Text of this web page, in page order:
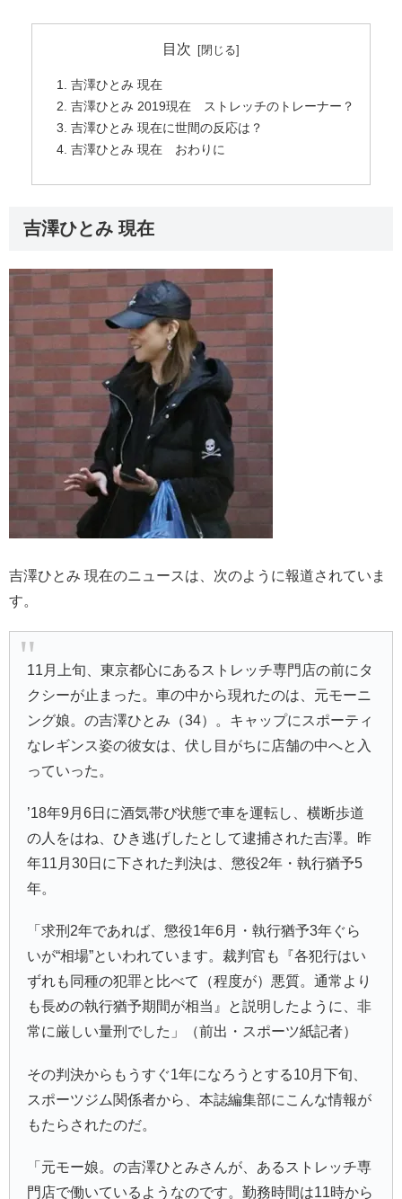
目次
吉澤ひとみ 現在
吉澤ひとみ 2019現在 ストレッチのトレーナー？
吉澤ひとみ 現在に世間の反応は？
吉澤ひとみ 現在 おわりに
吉澤ひとみ 現在
吉澤ひとみ 現在のニュースは、次のように報道されていま
す。
11月上旬、東京都心にあるストレッチ専門店の前にタ
クシーが止まった。車の中から現れたのは、元モーニ
ング娘。の吉澤ひとみ（34）。キャップにスポーティ
なレギンス姿の彼女は、伏し目がちに店舗の中へと入
っていった。
’18年9月6日に酒気帯び状態で車を運転し、横断歩道
の人をはね、ひき逃げしたとして逮捕された吉澤。昨
年11月30日に下された判決は、懲役2年・執行猶予5
年。
「求刑2年であれば、懲役1年6月・執行猶予3年ぐら
いが“相場”といわれています。裁判官も『各犯行はい
ずれも同種の犯罪と比べて（程度が）悪質。通常より
も長めの執行猶予期間が相当』と説明したように、非
常に厳しい量刑でした」（前出・スポーツ紙記者）
その判決からもうすぐ1年になろうとする10月下旬、
スポーツジム関係者から、本誌編集部にこんな情報が
もたらされたのだ。
「元モー娘。の吉澤ひとみさんが、あるストレッチ専
門店で働いているようなのです。勤務時間は11時から